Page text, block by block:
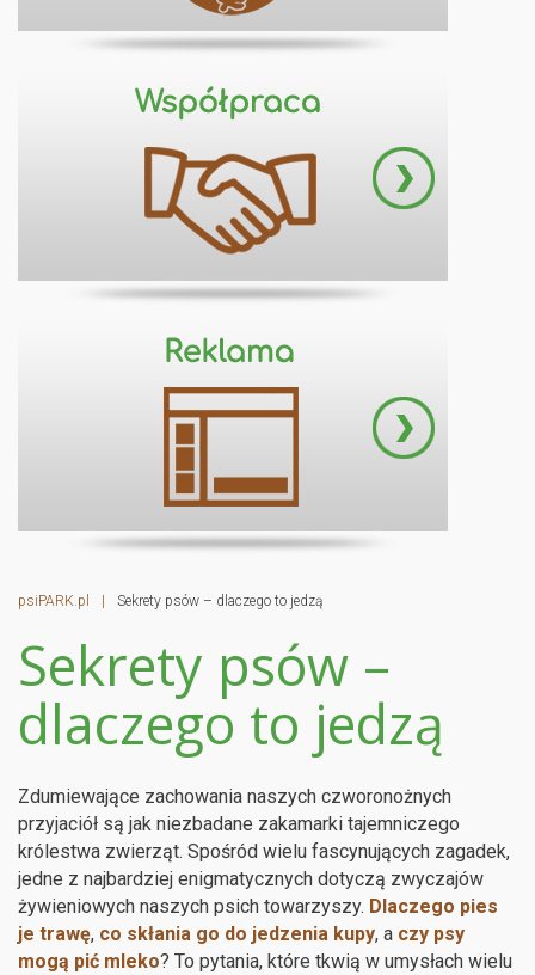
psiPARK.pl | Sekrety psów – dlaczego to jedzą
Sekrety psów –
dlaczego to jedzą
Zdumiewające zachowania naszych czworonożnych
przyjaciół są jak niezbadane zakamarki tajemniczego
królestwa zwierząt. Spośród wielu fascynujących zagadek,
jedne z najbardziej enigmatycznych dotyczą zwyczajów
żywieniowych naszych psich towarzyszy. Dlaczego pies
je trawę, co skłania go do jedzenia kupy, a czy psy
mogą pić mleko? To pytania, które tkwią w umysłach wielu